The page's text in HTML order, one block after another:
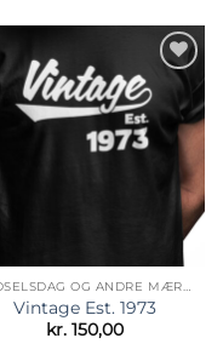
Tilføj til
ønskeliste
Vintage Est. 1973
kr.150,00